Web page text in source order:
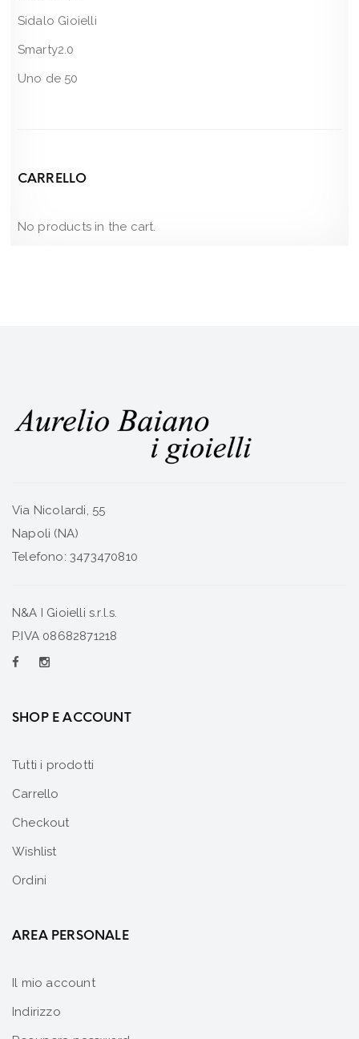
Sidalo Gioielli
Smarty2.0
Uno de 50
CARRELLO
No products in the cart.
Via Nicolardi, 55
Napoli (NA)
Telefono: 3473470810
N&A I Gioielli s.r.l.s.
P.IVA 08682871218
SHOP E ACCOUNT
Tutti i prodotti
Carrello
Checkout
Wishlist
Ordini
AREA PERSONALE
Il mio account
Indirizzo